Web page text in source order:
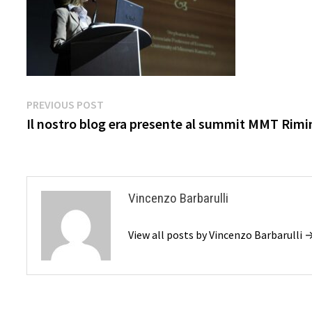
Navigazione
articoli
PREVIOUS POST
post:
Il nostro blog era presente al summit MMT
Vincenzo Barbarulli
View all posts by Vincenzo Barbarulli